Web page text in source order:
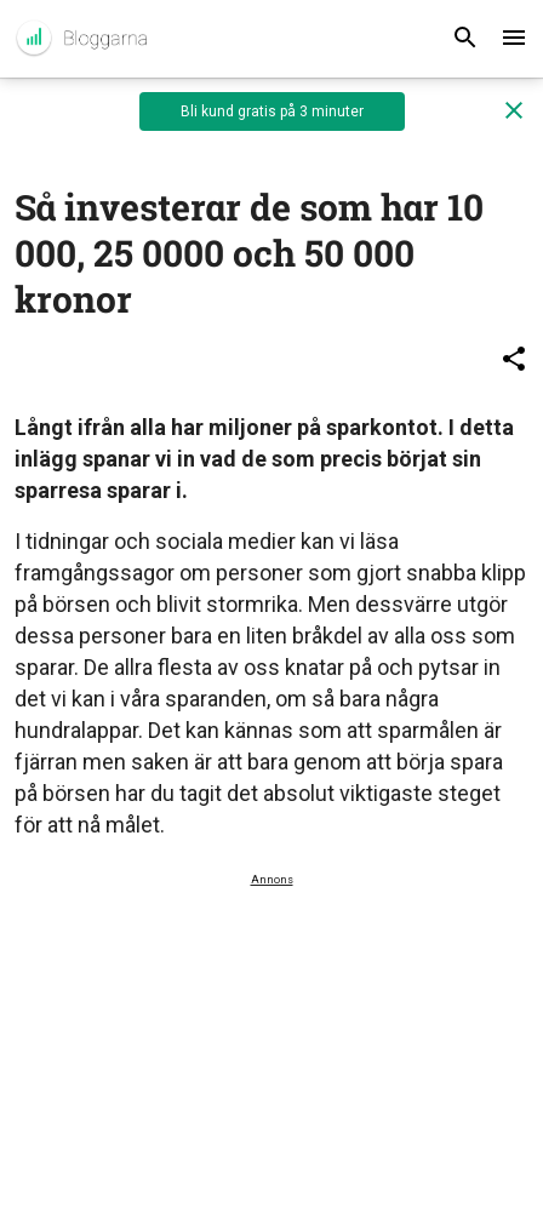
Bli kund gratis på 3 minuter
Så investerar de som har 10
000, 25 0000 och 50 000
kronor
Långt ifrån alla har miljoner på sparkontot. I detta
inlägg spanar vi in vad de som precis börjat sin
sparresa sparar i.
I tidningar och sociala medier kan vi läsa
framgångssagor om personer som gjort snabba klipp
på börsen och blivit stormrika. Men dessvärre utgör
dessa personer bara en liten bråkdel av alla oss som
sparar. De allra flesta av oss knatar på och pytsar in
det vi kan i våra sparanden, om så bara några
hundralappar. Det kan kännas som att sparmålen är
fjärran men saken är att bara genom att börja spara
på börsen har du tagit det absolut viktigaste steget
för att nå målet.
Annons